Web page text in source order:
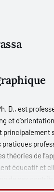
D., est
et
théories de
éducatif et